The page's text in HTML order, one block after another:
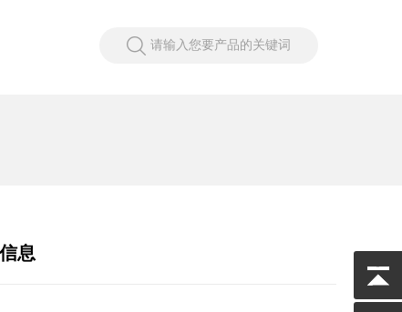
请输入您要产品的关键词
息